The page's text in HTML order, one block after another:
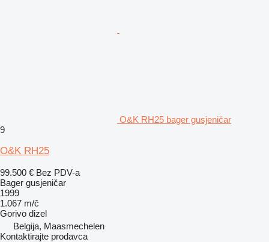
O&K RH25 bager gusjeničar
9
O&K RH25
99.500 € Bez PDV-a
Bager gusjeničar
1999
1.067 m/č
Gorivo dizel
Belgija, Maasmechelen
Kontaktirajte prodavca